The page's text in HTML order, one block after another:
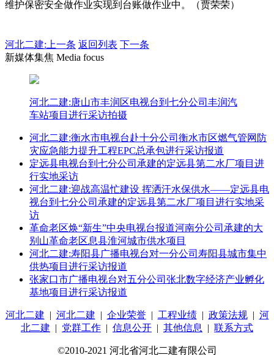
维护保密安全做作业实现到台账做作业中。（贾荣荣）
河北二建: 上一条 返回列表 下一条
新媒体集焦 Media focus
河北二建:唐山市丰润区电视台到七分公司丰润汽
车站项目进行采访拍摄
河北二建:衡水市电视台赴十分公司衡水市区燃气管网防
灾应急能力提升工程EPC总承包进行采访报道
定远县电视台到七分公司承建的定远县第二水厂项目进
行实地采访
河北二建:迎战高温忙建设 挥洒汗水保供水——定远县电
视台到七分公司承建的定远县第二水厂项目进行实地采
访
革命老区焕“新生”中央电视台报道河南分公司承建的大
别山革命老区息县淮河城市供水项目
河北二建:寿阳县广播电视台对一分公司寿阳县城市集中
供热项目进行采访报道
张家口市广播电视台对五分公司张北数字经济产业孵化
基地项目进行采访报道
河北二建 | 河北二建 | 企业荣誉| 工程业绩| 政策法规| 河
北二建 | 党群工作 | 信息公开 | 其他信息 | 联系方式
©2010-2021 河北省河北二建有限公司